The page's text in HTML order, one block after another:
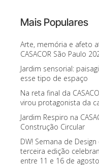
Mais Populares
Arte, memória e afeto
CASACOR São Paulo
Jardim sensorial:
esse tipo de espaço
Na reta final da
virou protagonista da
Jardim Respiro na
Construção Circular
DW! Semana de
terceira edição
entre 11 e 16 de